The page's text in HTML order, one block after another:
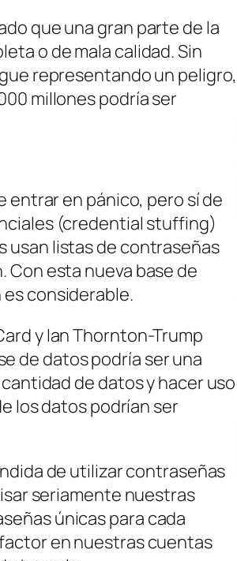
que una gran parte de la
o de mala calidad. Sin
representando un peligro,
millones podría ser
entrar en pánico, pero sí de
(credential stuffing)
usan listas de contraseñas
Con esta nueva base de
considerable.
y Ian Thornton-Trump
de datos podría ser una
de datos y hacer uso
los datos podrían ser
de utilizar contraseñas
seriamente nuestras
únicas para cada
en nuestras cuentas